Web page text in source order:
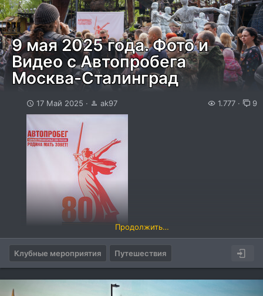
9 мая 2025 года. Фото и
Видео с Автопробега
Москва-Сталинград
17 Май 2025 ak97 1.777 9
Продолжить…
Клубные мероприятия Путешествия